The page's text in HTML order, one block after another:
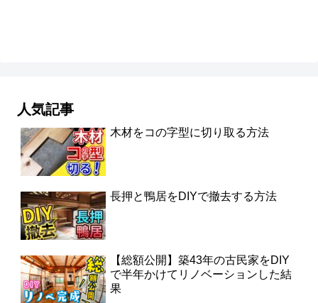
人気記事
木材をコの字型に切り取る方法
長押と鴨居をDIYで撤去する方法
【総額公開】築43年の古民家をDIY
で半年かけてリノベーションした結
果